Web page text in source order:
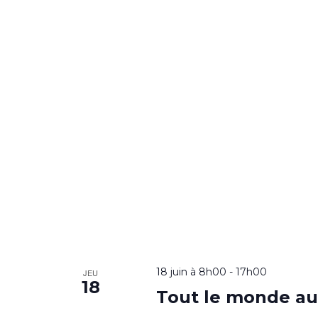
JEU
18
18 juin à 8h00 - 17h00
Tout le monde